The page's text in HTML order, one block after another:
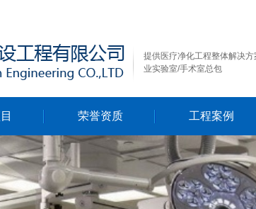
提供医疗净化工程整体解决方
业实验室/手术室总包
间
房
室
荣誉资质 工程案例